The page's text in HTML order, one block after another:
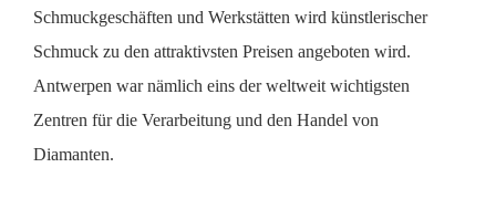
Schmuckgeschäften und Werkstätten wird künstlerischer
Schmuck zu den attraktivsten Preisen angeboten wird.
Antwerpen war nämlich eins derweltweit wichtigsten
Zentren für die Verarbeitung und den Handel von
Diamanten.